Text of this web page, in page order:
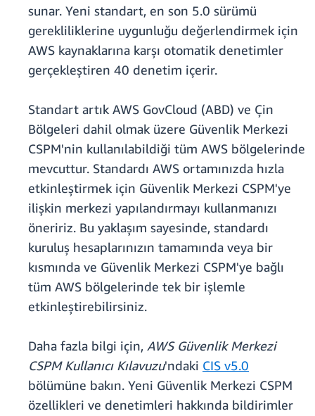
sunar. Yeni standart, en son 5.0 sürümü
gerekliliklerine uygunluğu değerlendirmek için
AWS kaynaklarına karşı otomatik denetimler
gerçekleştiren 40 denetim içerir.
Standart artık AWS GovCloud (ABD) ve Çin
Bölgeleri dahil olmak üzere Güvenlik Merkezi
CSPM'nin kullanılabildiği tüm AWS bölgelerinde
mevcuttur. Standardı AWS ortamınızda hızla
etkinleştirmek için Güvenlik Merkezi CSPM'ye
ilişkin merkezi yapılandırmayı kullanmanızı
öneririz. Bu yaklaşım sayesinde, standardı
kuruluş hesaplarınızın tamamında veya bir
kısmında ve Güvenlik Merkezi CSPM'ye bağlı
tüm AWS bölgelerinde tek bir işlemle
etkinleştirebilirsiniz.
Daha fazla bilgi için, AWS Güvenlik Merkezi
CSPM Kullanıcı Kılavuzu'ndaki CIS v5.0
bölümüne bakın. Yeni Güvenlik Merkezi CSPM
özellikleri ve denetimleri hakkında bildirimler